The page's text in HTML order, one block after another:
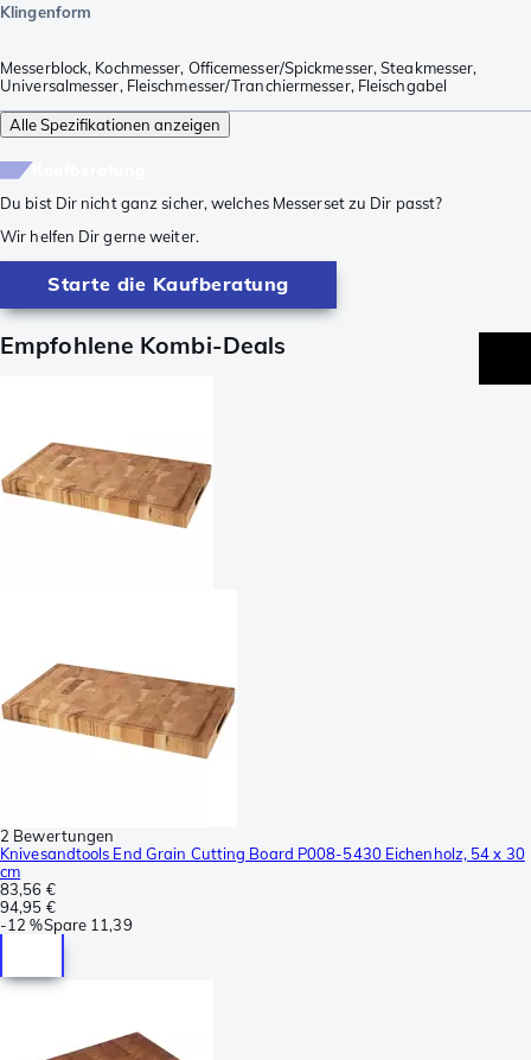
Klingenform
Messerblock, Kochmesser, Officemesser/Spickmesser,Steakmesser,
Universalmesser, Fleischmesser/Tranchiermesser, Fleischgabel
Alle Spezifikationen anzeigen
Du bist Dir nicht ganz sicher, welches Messerset zu Dir passt?
Wir helfen Dir gerne weiter.
Starte die Kaufberatung
Empfohlene Kombi-Deals
2 Bewertungen
Knivesandtools End Grain Cutting Board P008-5430 Eichenholz, 54 x 30
cm
83,56 €
94,95 €
-12 %Spare 11,39